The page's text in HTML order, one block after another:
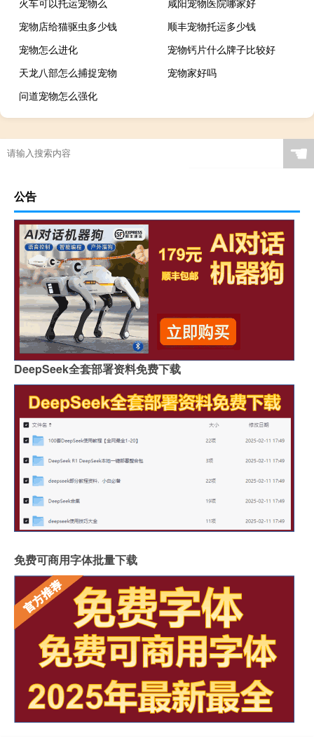
宠物店给猫驱虫多少钱
顺丰宠物托运多少钱
宠物怎么进化
宠物钙片什么牌子比较好
天龙八部怎么捕捉宠物
宠物家好吗
问道宠物怎么强化
☚
公告
DeepSeek全套部署资料免费下载
免费可商用字体批量下载